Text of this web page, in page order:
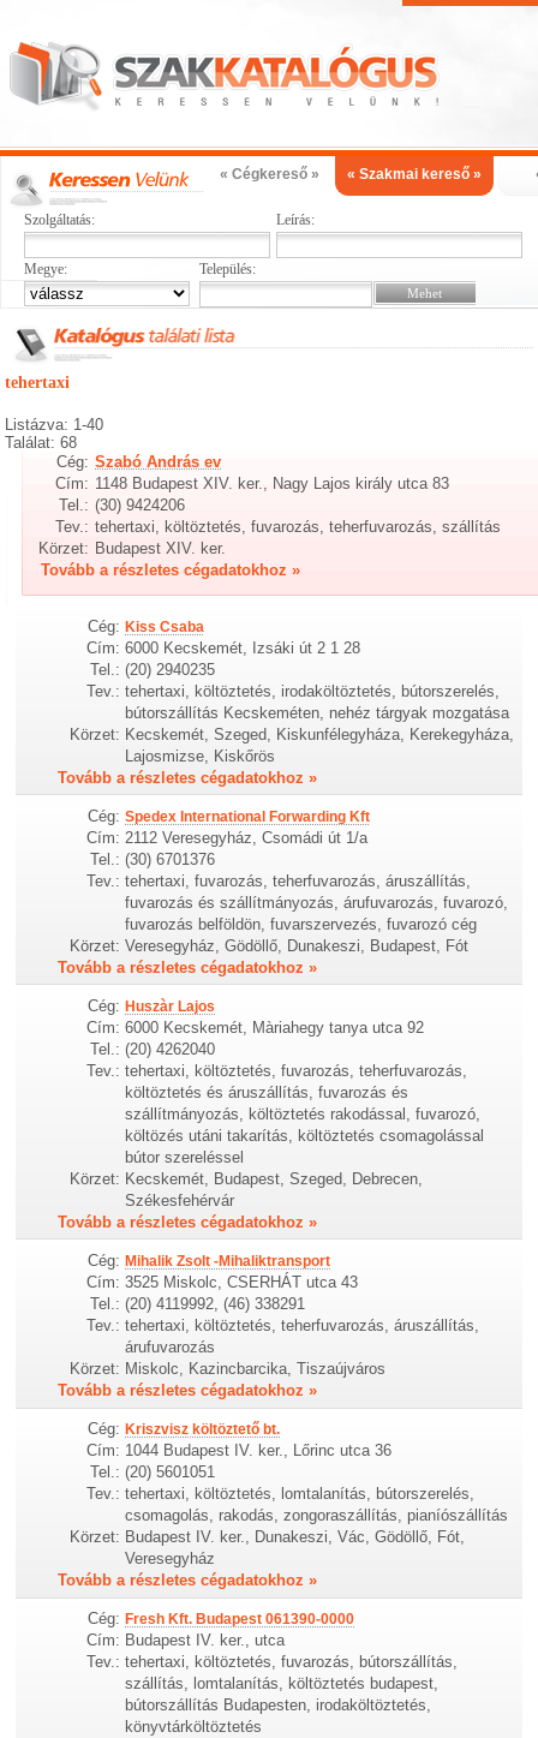
« Cégkereső » « Szakmai kereső »
Szolgáltatás: Leírás:
Megye: Település:
tehertaxi
Listázva: 1-40
Találat: 68
Cég: Szabó András ev
Cím: 1148 Budapest XIV. ker., Nagy Lajos király utca 83
Tel.: (30) 9424206
Tev.: tehertaxi, költöztetés, fuvarozás, teherfuvarozás, szállítás
Körzet: Budapest XIV. ker.
Tovább a részletes cégadatokhoz »
Cég: Kiss Csaba
Cím: 6000 Kecskemét, Izsáki út 2 1 28
Tel.: (20) 2940235
Tev.: tehertaxi, költöztetés, irodaköltöztetés, bútorszerelés,
bútorszállítás Kecskeméten, nehéz tárgyak mozgatása
Körzet: Kecskemét, Szeged, Kiskunfélegyháza, Kerekegyháza,
Lajosmizse, Kiskőrös
Tovább a részletes cégadatokhoz »
Cég: Spedex International Forwarding Kft
Cím: 2112 Veresegyház, Csomádi út 1/a
Tel.: (30) 6701376
Tev.: tehertaxi, fuvarozás, teherfuvarozás, áruszállítás,
fuvarozás és szállítmányozás, árufuvarozás, fuvarozó,
fuvarozás belföldön, fuvarszervezés, fuvarozó cég
Körzet: Veresegyház, Gödöllő, Dunakeszi, Budapest, Fót
Tovább a részletes cégadatokhoz »
Cég: Huszàr Lajos
Cím: 6000 Kecskemét, Màriahegy tanya utca 92
Tel.: (20) 4262040
Tev.: tehertaxi, költöztetés, fuvarozás, teherfuvarozás,
költöztetés és áruszállítás, fuvarozás és
szállítmányozás, költöztetés rakodással, fuvarozó,
költözés utáni takarítás, költöztetés csomagolással
bútor szereléssel
Körzet: Kecskemét, Budapest, Szeged, Debrecen,
Székesfehérvár
Tovább a részletes cégadatokhoz »
Cég: Mihalik Zsolt -Mihaliktransport
Cím: 3525 Miskolc, CSERHÁT utca 43
Tel.: (20) 4119992, (46) 338291
Tev.: tehertaxi, költöztetés, teherfuvarozás, áruszállítás,
árufuvarozás
Körzet: Miskolc, Kazincbarcika, Tiszaújváros
Tovább a részletes cégadatokhoz »
Cég: Kriszvisz költöztető bt.
Cím: 1044 Budapest IV. ker., Lőrinc utca 36
Tel.: (20) 5601051
Tev.: tehertaxi, költöztetés, lomtalanítás, bútorszerelés,
csomagolás, rakodás, zongoraszállítás, pianíószállítás
Körzet: Budapest IV. ker., Dunakeszi, Vác, Gödöllő, Fót,
Veresegyház
Tovább a részletes cégadatokhoz »
Cég: Fresh Kft. Budapest 061390-0000
Cím: Budapest IV. ker., utca
Tev.: tehertaxi, költöztetés, fuvarozás, bútorszállítás,
szállítás, lomtalanítás, költöztetés budapest,
bútorszállítás Budapesten, irodaköltöztetés,
könyvtárköltöztetés